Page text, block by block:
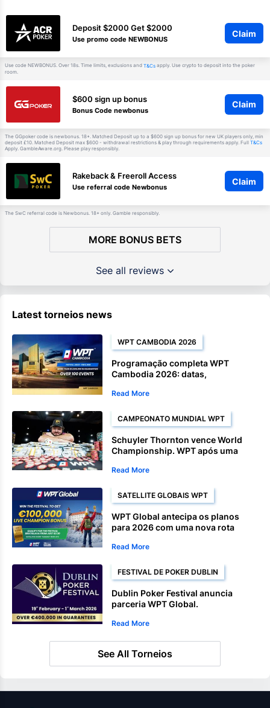
Deposit $2000 Get $2000
Use promo code NEWBONUS
Claim
Use code NEWBONUS. Over 18s. Time limits, exclusions and T&Cs apply. Use crypto to deposit into the poker
room.
$600 sign up bonus
Bonus Code newbonus
Claim
The GGpoker code is newbonus. 18+. Matched Deposit up to a $600 sign up bonus for new UK players only, min
deposit £10. Matched Deposit max $600 - withdrawal restrictions & play through requirements apply. Full T&Cs
Apply. GambleAware.org. Please play responsibly.
Rakeback & Freeroll Access
Use referral code Newbonus
Claim
The SwC referral code is Newbonus. 18+ only. Gamble responsibly.
MORE BONUS BETS
See all reviews
Latest torneios news
WPT CAMBODIA 2026
Programação completa WPT
Cambodia 2026: datas,
campeonato.
Read More
CAMPEONATO MUNDIAL WPT
Schuyler Thornton vence World
Championship. WPT após uma
Read More
SATELLITE GLOBAIS WPT
WPT Global antecipa os planos
para 2026 com uma nova rota
Read More
FESTIVAL DE POKER DUBLIN
Dublin Poker Festival anuncia
parceria WPT Global.
Read More
See All Torneios